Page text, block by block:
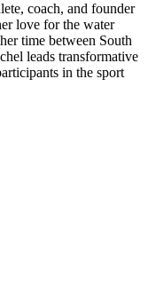
coach, and founder
love for the water
time between South
leads transformative
in the sport